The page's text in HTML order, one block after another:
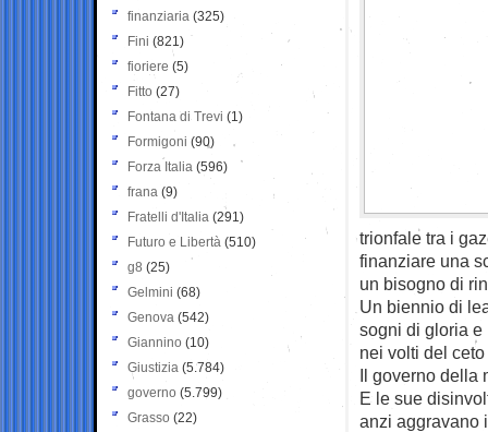
trionfale tra i
finanziare una
un bisogno di
Un biennio di
sogni di gloria e
nei volti del
Il governo della
E le sue
anzi aggravano
finanziaria (325)
Fini (821)
fioriere (5)
Fitto (27)
Fontana di Trevi (1)
Formigoni (90)
Forza Italia (596)
frana (9)
Fratelli d'Italia (291)
Futuro e Libertà (510)
g8 (25)
Gelmini (68)
Genova (542)
Giannino (10)
Giustizia (5.784)
governo (5.799)
Grasso (22)